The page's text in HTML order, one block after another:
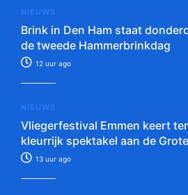
NIEUWS
Brink in Den Ham staat
de tweede Hammerbrinkdag
12 uur ago
NIEUWS
Vliegerfestival Emmen keert
kleurrijk spektakel aan de
13 uur ago